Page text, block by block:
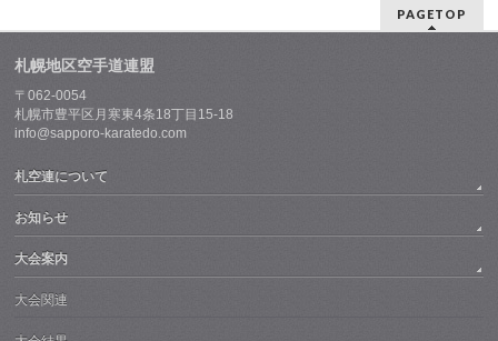
PAGETOP
札幌地区空手道連盟
〒062-0054
札幌市豊平区月寒東4条18丁目15-18
info@sapporo-karatedo.com
札空連について
お知らせ
大会案内
大会関連